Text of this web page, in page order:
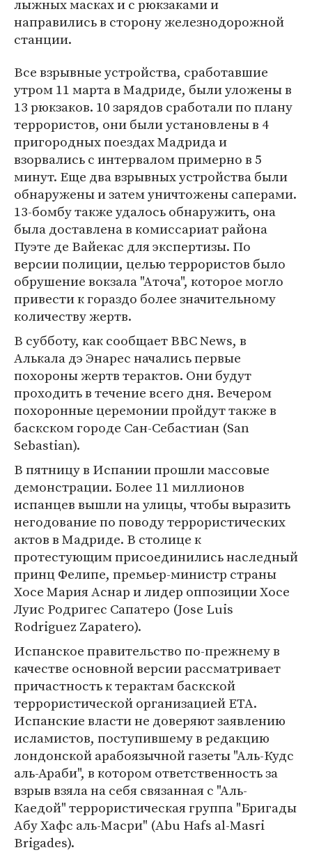
лыжных масках и с рюкзаками и
направились в сторону железнодорожной
станции.
Все взрывные устройства, сработавшие
утром 11 марта в Мадриде, были уложены в
13 рюкзаков. 10 зарядов сработали по плану
террористов, они были установлены в 4
пригородных поездах Мадрида и
взорвались с интервалом примерно в 5
минут. Еще два взрывных устройства были
обнаружены и затем уничтожены саперами.
13-бомбу также удалось обнаружить, она
была доставлена в комиссариат района
Пуэте де Вайекас для экспертизы. По
версии полиции, целью террористов было
обрушение вокзала "Аточа", которое могло
привести к гораздо более значительному
количеству жертв.
В субботу, как сообщает BBC News, в
Алькала дэ Энарес начались первые
похороны жертв терактов. Они будут
проходить в течение всего дня. Вечером
похоронные церемонии пройдут также в
баскском городе Сан-Себастиан (San
Sebastian).
В пятницу в Испании прошли массовые
демонстрации. Более 11 миллионов
испанцев вышли на улицы, чтобы выразить
негодование по поводу террористических
актов в Мадриде. В столице к
протестующим присоединились наследный
принц Фелипе, премьер-министр страны
Хосе Мария Аснар и лидер оппозиции Хосе
Луис Родригес Сапатеро (Jose Luis
Rodriguez Zapatero).
Испанское правительство по-прежнему в
качестве основной версии рассматривает
причастность к терактам баскской
террористической организацией ЕТА.
Испанские власти не доверяют заявлению
исламистов, поступившему в редакцию
лондонской арабоязычной газеты "Аль-Кудс
аль-Араби", в котором ответственность за
взрыв взяла на себя связанная с "Аль-
Каедой" террористическая группа "Бригады
Абу Хафс аль-Масри" (Abu Hafs al-Masri
Brigades).